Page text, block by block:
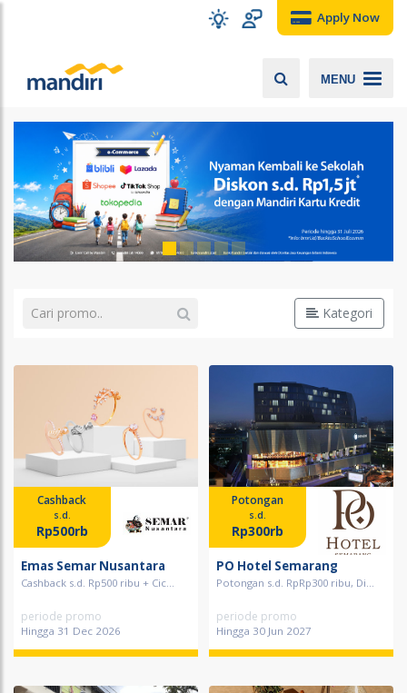
Apply Now
MENU
Kategori
Cashback
s.d.
Rp500rb
Emas Semar Nusantara
Cashback s.d. Rp500 ribu + Cic...
periode promo
Hingga 31 Dec 2026
Potongan
s.d.
Rp300rb
PO Hotel Semarang
Potongan s.d. RpRp300 ribu, Di...
periode promo
Hingga 30 Jun 2027